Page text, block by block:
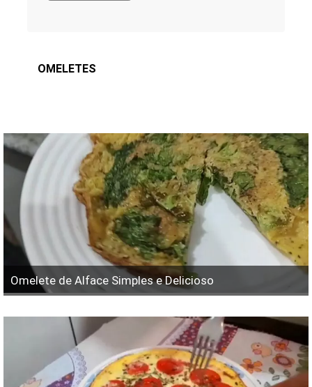
OMELETES
Omelete de Alface Simples e Delicioso